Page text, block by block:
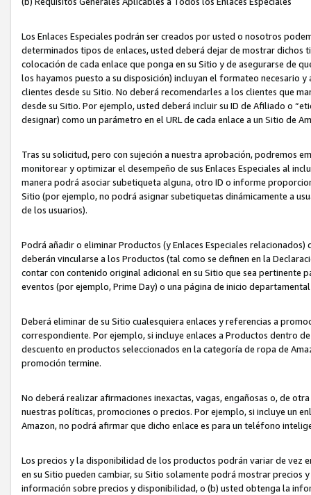
Los Enlaces Especiales podrán ser creados por usted o nosotros
determinados tipos de enlaces, usted deberá dejar de mostrar dichos
colocación de cada enlace que ponga en su Sitio y de asegurarse de
los hayamos puesto a su disposición) incluyan el formateo necesario
clientes desde su Sitio. No deberá recomendarles a los clientes que
desde su Sitio. Por ejemplo, usted deberá incluir su ID de Afiliado o
designar) como un parámetro en el URL de cada enlace a un Sitio de
Tras su solicitud, pero con sujeción a nuestra aprobación, podremos
monitorear y optimizar el desempeño de sus Enlaces Especiales al
manera podrá asociar subetiqueta alguna, otro ID o informe
Sitio (por ejemplo, no podrá asignar subetiquetas dinámicamente a
de los usuarios).
Podrá añadir o eliminar Productos (y Enlaces Especiales
deberán vincularse a los Productos (tal como se definen en la
contar con contenido original adicional en su Sitio que sea pertinente
eventos (por ejemplo, Prime Day) o una página de inicio
Deberá eliminar de su Sitio cualesquiera enlaces y referencias a
correspondiente. Por ejemplo, si incluye enlaces a Productos dentro
descuento en productos seleccionados en la categoría de ropa de
promoción termine.
No deberá realizar afirmaciones inexactas, vagas, engañosas o, de
nuestras políticas, promociones o precios. Por ejemplo, si incluye un
Amazon, no podrá afirmar que dicho enlace es para un teléfono
Los precios y la disponibilidad de los productos podrán variar de vez
en su Sitio pueden cambiar, su Sitio solamente podrá mostrar
información sobre precios y disponibilidad, o (b) usted obtenga la